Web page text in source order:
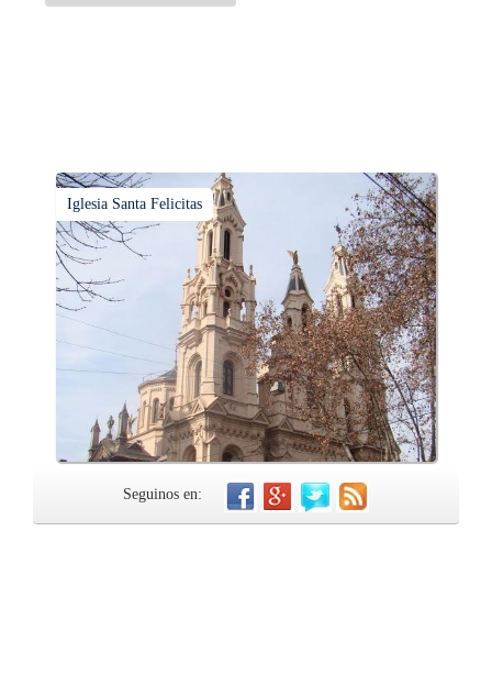
Iglesia Santa Felicitas
Seguinos en: